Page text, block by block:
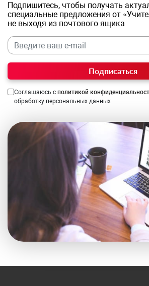
Подпишитесь, чтобы получать
специальные предложения от
не выходя из почтового ящика
Подписаться
Соглашаюсь с политикой
обработку персональных данных